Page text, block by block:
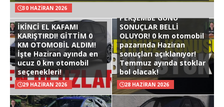
30 HAZIRAN 2026
İKİNCİ EL KAFAMI
KARIŞTIRDI! GİTTİM 0
KM OTOMOBİL ALDIM!
İşte Haziran ayında en
ucuz 0 km otomobil
seçenekleri!
29 HAZIRAN 2026
PERŞEMBE GÜNÜ
SONUÇLAR BELLİ
OLUYOR! 0 km otomobil
pazarında Haziran
sonuçları açıklanıyor!
Temmuz ayında stoklar
bol olacak!
28 HAZIRAN 2026